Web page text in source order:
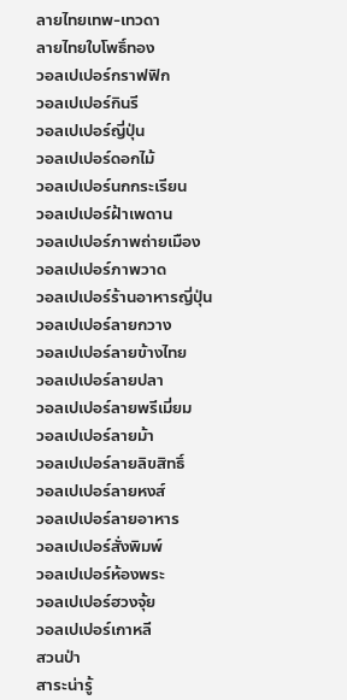
ลายไทยเทพ-เทวดา
ลายไทยใบโพธิ์ทอง
วอลเปเปอร์กราฟฟิก
วอลเปเปอร์กินรี
วอลเปเปอร์ญี่ปุ่น
วอลเปเปอร์ดอกไม้
วอลเปเปอร์นกกระเรียน
วอลเปเปอร์ฝ้าเพดาน
วอลเปเปอร์ภาพถ่ายเมือง
วอลเปเปอร์ภาพวาด
วอลเปเปอร์ร้านอาหารญี่ปุ่น
วอลเปเปอร์ลายกวาง
วอลเปเปอร์ลายข้างไทย
วอลเปเปอร์ลายปลา
วอลเปเปอร์ลายพรีเมี่ยม
วอลเปเปอร์ลายม้า
วอลเปเปอร์ลายลิขสิทธิ์
วอลเปเปอร์ลายหงส์
วอลเปเปอร์ลายอาหาร
วอลเปเปอร์สั่งพิมพ์
วอลเปเปอร์ห้องพระ
วอลเปเปอร์ฮวงจุ้ย
วอลเปเปอร์เกาหลี
สวนป่า
สาระน่ารู้